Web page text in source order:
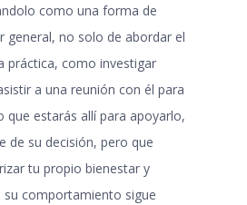
como una forma de
general, no solo de abordar el
práctica, como investigar
a una reunión con él para
que estarás allí para apoyarlo,
de su decisión, pero que
tu propio bienestar y
su comportamiento sigue